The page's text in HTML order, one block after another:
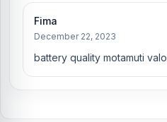
Fima
December 22, 2023
battery quality motamuti valo